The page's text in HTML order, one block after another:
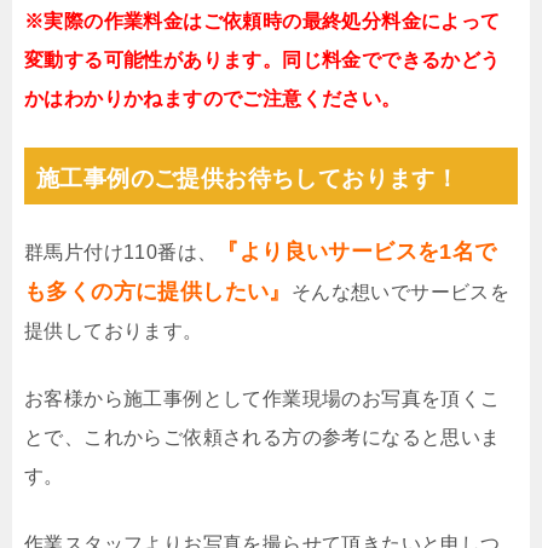
※実際の作業料金はご依頼時の最終処分料金によって
変動する可能性があります。同じ料金でできるかどう
かはわかりかねますのでご注意ください。
施工事例のご提供お待ちしております！
群馬片付け110番は、
『より良いサービスを1名で
も多くの方に提供したい』
そんな想いでサービスを
提供しております。
お客様から施工事例として作業現場のお写真を頂くこ
とで、これからご依頼される方の参考になると思いま
す。
作業スタッフよりお写真を撮らせて頂きたいと申しつ